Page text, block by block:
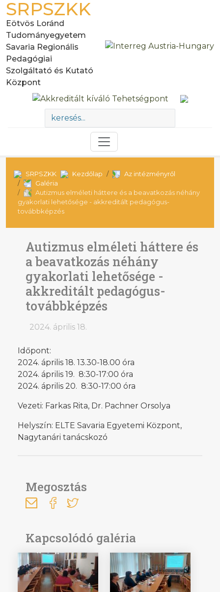
SRPSZKK
Eötvös Loránd
Tudományegyetem
Savaria Regionális
Pedagógiai
Szolgáltató és Kutató
Központ
SRPSZKK Kezdőlap
Az intézményről
Galéria
Autizmus elméleti háttere és a beavatkozás néhány
gyakorlati lehetősége - akkreditált pedagógus-
továbbképzés
Autizmus elméleti háttere és
a beavatkozás néhány
gyakorlati lehetősége -
akkreditált pedagógus-
továbbképzés
2024. április 18.
Időpont:
2024. április 18. 13.30-18.00 óra
2024. április 19. 8:30-17:00 óra
2024. április 20. 8:30-17:00 óra
Vezeti: Farkas Rita, Dr. Pachner Orsolya
Helyszín: ELTE Savaria Egyetemi Központ,
Nagytanári tanácskozó
Megosztás
Kapcsolódó galéria